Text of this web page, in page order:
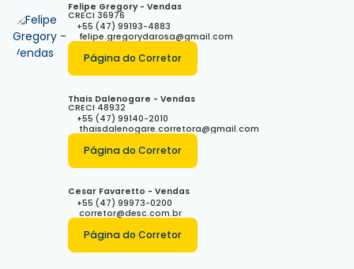
Felipe Gregory - Vendas
CRECI 36976
+55 (47) 99193-4883
felipe.gregorydarosa@gmail.com
Página do Corretor
Thais Dalenogare - Vendas
CRECI 48932
+55 (47) 99140-2010
thaisdalenogare.corretora@gmail.com
Página do Corretor
Cesar Favaretto - Vendas
+55 (47) 99973-0200
corretor@desc.com.br
Página do Corretor